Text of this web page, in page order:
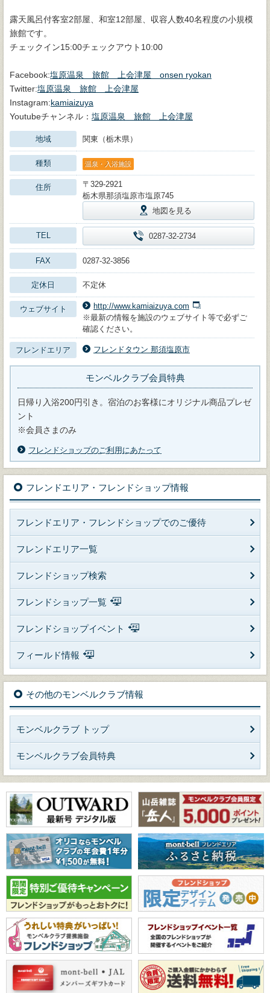
露天風呂付客室2部屋、和室12部屋、収容人数40名程度の小規模
旅館です。
チェックイン15:00チェックアウト10:00
Facebook:塩原温泉 旅館 上会津屋 onsen ryokan
Twitter:塩原温泉 旅館 上会津屋
Instagram:kamiaizuya
Youtubeチャンネル： 塩原温泉 旅館 上会津屋
地域 関東（栃木県）
種類 温泉・入浴施設
住所
〒329-2921
栃木県那須塩原市塩原745
地図を見る
TEL 0287-32-2734
FAX 0287-32-3856
定休日 不定休
ウェブサイト
http://www.kamiaizuya.com
※最新の情報を施設のウェブサイト等で必ずご
確認ください。
フレンドエリア フレンドタウン 那須塩原市
モンベルクラブ会員特典
日帰り入浴200円引き。宿泊のお客様にオリジナル商品プレゼ
ント
※会員さまのみ
フレンドショップのご利用にあたって
フレンドエリア・フレンドショップ情報
フレンドエリア・フレンドショップでのご優待
フレンドエリア一覧
フレンドショップ検索
フレンドショップ一覧
フレンドショップイベント
フィールド情報
その他のモンベルクラブ情報
モンベルクラブ トップ
モンベルクラブ会員特典